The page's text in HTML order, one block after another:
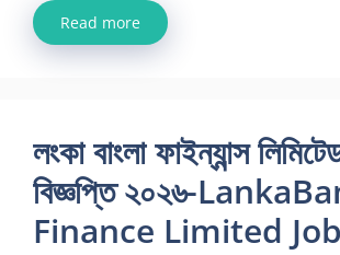
Read more
লংকা বাংলা ফাইন্যান্স
বিজ্ঞপ্তি ২০২৬-
Finance Limited Job